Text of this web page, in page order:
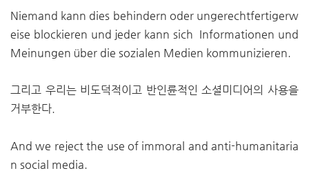
Niemand kann dies behindern oder ungerechtfertigerw
eise blockieren und jeder kann sich Informationen und
Meinungen über die sozialen Medien kommunizieren.
그리고 우리는 비도덕적이고 반인륜적인 소셜미디어의 사용을
거부한다.
And we reject the use of immoral and anti-humanitaria
n social media.